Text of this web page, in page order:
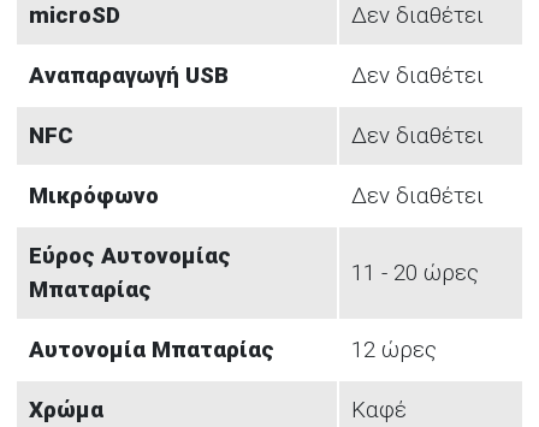
microSD Δεν διαθέτει
Αναπαραγωγή USB Δεν διαθέτει
NFC Δεν διαθέτει
Μικρόφωνο Δεν διαθέτει
Εύρος Αυτονομίας
Μπαταρίας
11 - 20 ώρες
Αυτονομία Μπαταρίας 12 ώρες
Χρώμα Καφέ